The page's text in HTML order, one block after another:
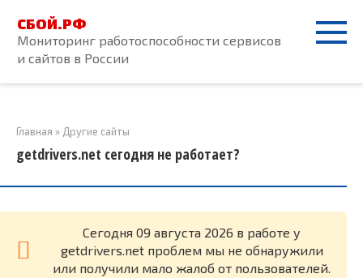
контенту
СБОЙ.РФ
Мониторинг работоспособности сервисов
и сайтов в России
Главная » Другие сайты
getdrivers.net сегодня не работает?
Cегодня 09 августа 2026 в работе у
getdrivers.net проблем мы не обнаружили
или получили мало жалоб от пользователей.